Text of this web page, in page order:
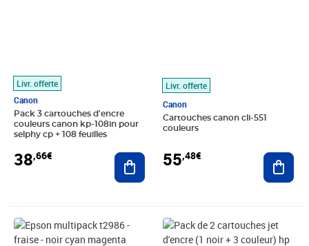
Livr. offerte
Canon
Pack 3 cartouches d'encre
couleurs canon kp-108in pour
selphy cp + 108 feuilles
38,66€ Ajouter au panier
Livr. offerte
Canon
Cartouches canon cli-551
couleurs
55,48€
Prix 53,19€ Prix 38,13€